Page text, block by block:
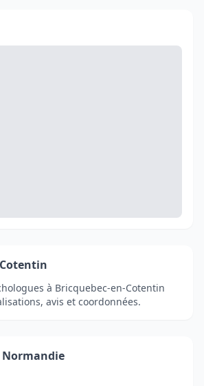
à Bricquebec-en-Cotentin
avis et coordonnées.